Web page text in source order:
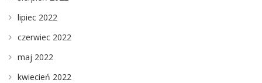
lipiec 2022
czerwiec 2022
maj 2022
kwiecień 2022